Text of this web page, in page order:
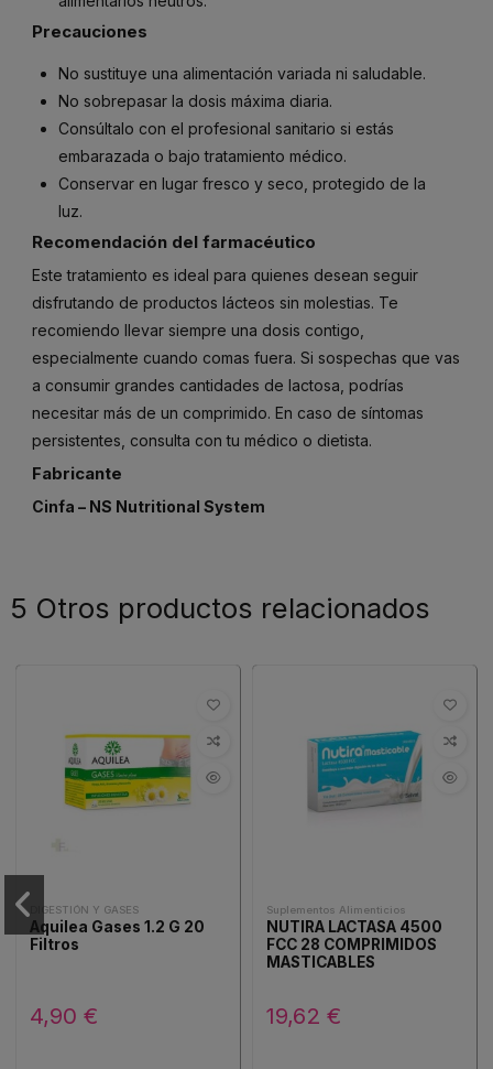
Precauciones
No sustituye una alimentación variada ni saludable.
No sobrepasar la dosis máxima diaria.
Consúltalo con el profesional sanitario si estás
embarazada o bajo tratamiento médico.
Conservar en lugar fresco y seco, protegido de la
luz.
Recomendación del farmacéutico
Este tratamiento es ideal para quienes desean seguir
disfrutando de productos lácteos sin molestias. Te
recomiendo llevar siempre una dosis contigo,
especialmente cuando comas fuera. Si sospechas que vas
a consumir grandes cantidades de lactosa, podrías
necesitar más de un comprimido. En caso de síntomas
persistentes, consulta con tu médico o dietista.
Fabricante
Cinfa – NS Nutritional System
5 Otros productos relacionados
DIGESTIÓN Y GASES
Aquilea Gases 1.2 G 20
Filtros
4,90 €
Suplementos Alimenticios
NUTIRA LACTASA 4500
FCC 28 COMPRIMIDOS
MASTICABLES
19,62 €